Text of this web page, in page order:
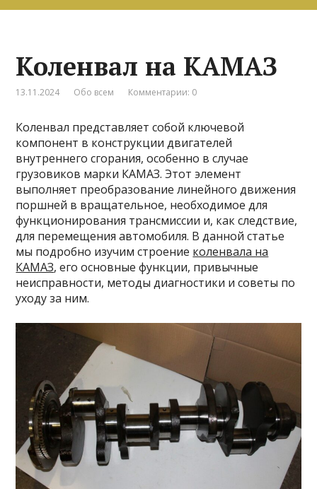
Коленвал на КАМАЗ
13.11.2024 Обо всем Комментарии: 0
Коленвал представляет собой ключевой
компонент в конструкции двигателей
внутреннего сгорания, особенно в случае
грузовиков марки КАМАЗ. Этот элемент
выполняет преобразование линейного движения
поршней в вращательное, необходимое для
функционирования трансмиссии и, как следствие,
для перемещения автомобиля. В данной статье
мы подробно изучим строение коленвала на
КАМАЗ, его основные функции, привычные
неисправности, методы диагностики и советы по
уходу за ним.